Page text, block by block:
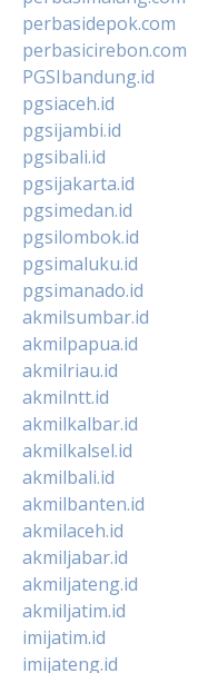
perbasidepok.com
perbasicirebon.com
PGSIbandung.id
pgsiaceh.id
pgsijambi.id
pgsibali.id
pgsijakarta.id
pgsimedan.id
pgsilombok.id
pgsimaluku.id
pgsimanado.id
akmilsumbar.id
akmilpapua.id
akmilriau.id
akmilntt.id
akmilkalbar.id
akmilkalsel.id
akmilbali.id
akmilbanten.id
akmilaceh.id
akmiljabar.id
akmiljateng.id
akmiljatim.id
imijatim.id
imijateng.id